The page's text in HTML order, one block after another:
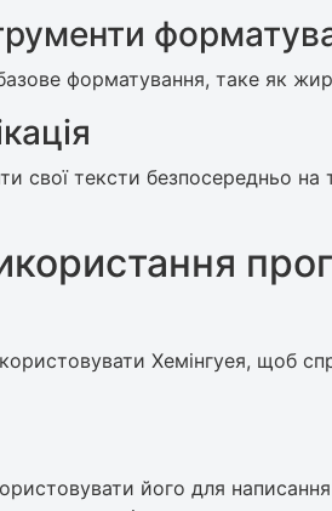
форматування, таке як
свої тексти безпосередньо
Хемінгуея, щоб
його для